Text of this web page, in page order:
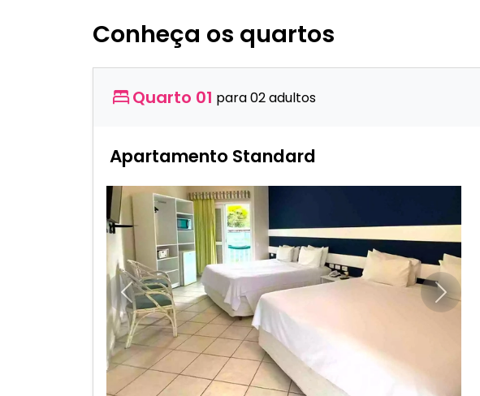
Conheça os quartos
Quarto 01 para 02 adultos
Apartamento Standard
Anterior Próximo